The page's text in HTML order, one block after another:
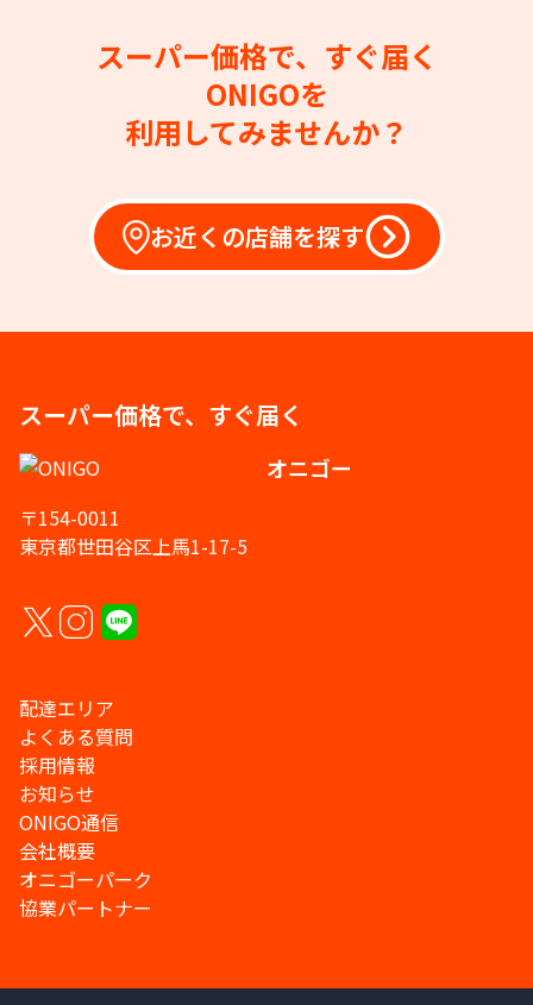
スーパー価格で、すぐ届く
ONIGOを
利用してみませんか？
お近くの店舗を探す
スーパー価格で、すぐ届く
オニゴー
〒154-0011
東京都世田谷区上馬1-17-5
配達エリア
よくある質問
採用情報
お知らせ
ONIGO通信
会社概要
オニゴーパーク
協業パートナー